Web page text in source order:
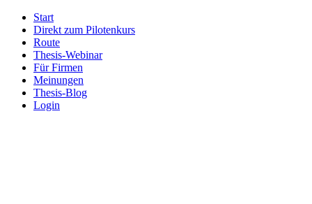
Start
Direkt zum Pilotenkurs
Route
Thesis-Webinar
Für Firmen
Meinungen
Thesis-Blog
Login